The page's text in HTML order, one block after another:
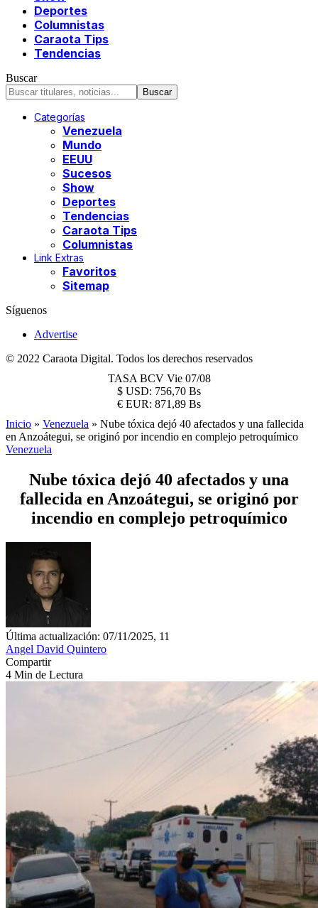
Deportes
Columnistas
Caraota Tips
Tendencias
Buscar
Categorías
Venezuela
Mundo
EEUU
Sucesos
Show
Deportes
Tendencias
Caraota Tips
Columnistas
Link Extras
Favoritos
Sitemap
Síguenos
Advertise
© 2022 Caraota Digital. Todos los derechos reservados
TASA BCV Vie 07/08
$ USD: 756,70 Bs
€ EUR: 871,89 Bs
Inicio » Venezuela » Nube tóxica dejó 40 afectados y una fallecida
en Anzoátegui, se originó por incendio en complejo petroquímico
Venezuela
Nube tóxica dejó 40 afectados y una
fallecida en Anzoátegui, se originó por
incendio en complejo petroquímico
Última actualización: 07/11/2025, 11
Angel David Quintero
Compartir
4 Min de Lectura